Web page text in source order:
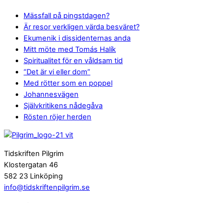
Mässfall på pingstdagen?
Är resor verkligen värda besväret?
Ekumenik i dissidenternas anda
Mitt möte med Tomás Halík
Spiritualitet för en våldsam tid
“Det är vi eller dom”
Med rötter som en poppel
Johannesvägen
Självkritikens nådegåva
Rösten röjer herden
Tidskriften Pilgrim
Klostergatan 46
582 23 Linköping
info@tidskriftenpilgrim.se